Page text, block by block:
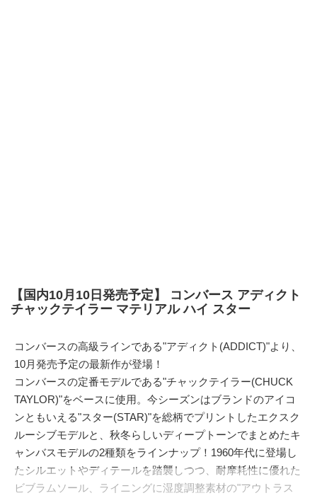
【国内10月10日発売予定】 コンバース アディクト
チャックテイラー マテリアル ハイ スター
コンバースの高級ラインである"アディクト(ADDICT)"より、
10月発売予定の最新作が登場！
コンバースの定番モデルである"チャックテイラー(CHUCK
TAYLOR)"をベースに使用。今シーズンはブランドのアイコ
ンともいえる"スター(STAR)"を総柄でプリントしたエクスク
ルーシブモデルと、秋冬らしいディープトーンでまとめたキ
ャンバスモデルの2種類をラインナップ！1960年代に登場し
たシルエットやディテールを踏襲しつつ、耐摩耗性に優れた
ビブラムソール、ライニングに湿度調整素材の"アウトラス